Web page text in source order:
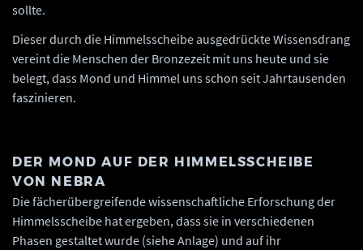
sollte.
Dieser durch die Himmelsscheibe ausgedrückte Wissensdrang
vereint die Menschen der Bronzezeit mit uns heute und sie
belegt, dass Mond und Himmel uns schon seit Jahrtausenden
faszinieren.
DER MOND AUF DER HIMMELSSCHEIBE
VON NEBRA
Die fächerübergreifende wissenschaftliche Erforschung der
Himmelsscheibe hat ergeben, dass sie in verschiedenen
Phasen gestaltet wurde (siehe Anlage) und auf ihr